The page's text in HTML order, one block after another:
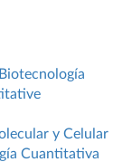
y Celular
Cuantitativa